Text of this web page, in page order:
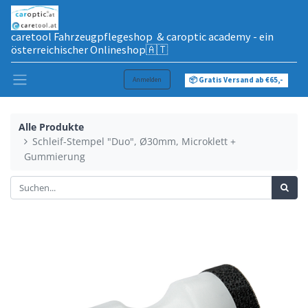
caretool Fahrzeugpflegeshop & caroptic academy - ein
österreichischer Onlineshop🇦🇹
Anmelden 📦 Gratis Versand ab €65,-
Alle Produkte
Schleif-Stempel "Duo", Ø30mm, Microklett +
Gummierung